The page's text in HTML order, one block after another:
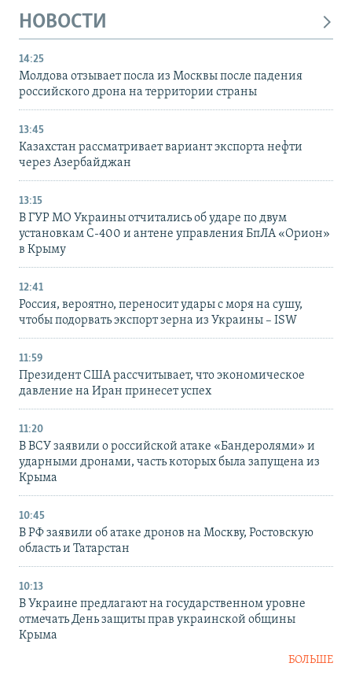
НОВОСТИ
14:25
Молдова отзывает посла из Москвы после падения
российского дрона на территории страны
13:45
Казахстан рассматривает вариант экспорта нефти
через Азербайджан
13:15
В ГУР МО Украины отчитались об ударе по двум
установкам С-400 и антене управления БпЛА «Орион»
в Крыму
12:41
Россия, вероятно, переносит удары с моря на сушу,
чтобы подорвать экспорт зерна из Украины – ISW
11:59
Президент США рассчитывает, что экономическое
давление на Иран принесет успех
11:20
В ВСУ заявили о российской атаке «Бандеролями» и
ударными дронами, часть которых была запущена из
Крыма
10:45
В РФ заявили об атаке дронов на Москву, Ростовскую
область и Татарстан
10:13
В Украине предлагают на государственном уровне
отмечать День защиты прав украинской общины
Крыма
БОЛЬШЕ